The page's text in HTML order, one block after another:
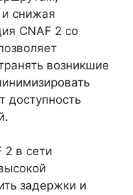
и снижая
CNAF 2 со
возникшие
доступность
2 в сети
задержки и